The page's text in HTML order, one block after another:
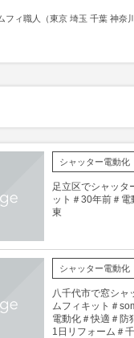
フィ職人（東京 埼玉 千葉 神奈
シャッター電動化
足立区でシャッ
ット＃30年前＃
東
シャッター電動化
八千代市で窓シ
ムフィキット＃
電動化＃快適＃防
1日リフォーム＃